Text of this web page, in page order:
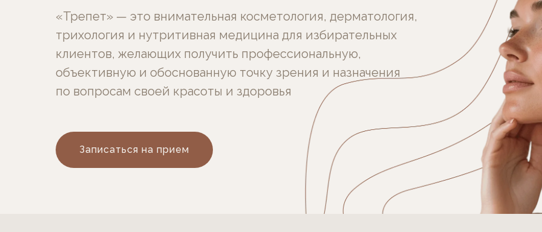
«Трепет» — это внимательная косметология, дерматология,
трихология и нутритивная медицина для избирательных
клиентов, желающих получить профессиональную,
объективную и обоснованную точку зрения и назначения
по вопросам своей красоты и здоровья
Записаться на прием